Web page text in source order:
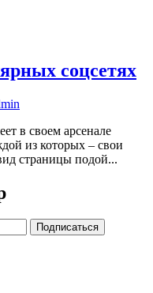
соцсетях
в своем арсенале
из которых – свои
страницы подой...
Подписаться